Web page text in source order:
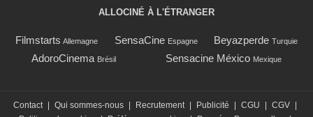
ALLOCINÉ À L'ÉTRANGER
Filmstarts Allemagne SensaCine Espagne Beyazperde Turquie
AdoroCinema Brésil Sensacine México Mexique
Contact | Qui sommes-nous | Recrutement | Publicité | CGU | CGV |